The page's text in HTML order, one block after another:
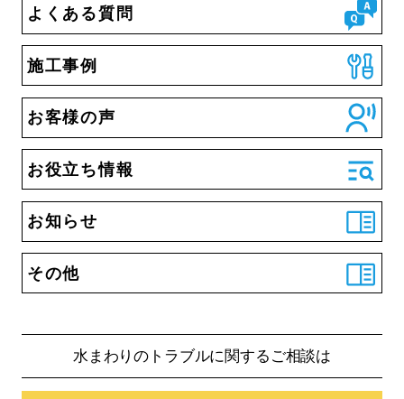
よくある質問
施工事例
お客様の声
お役立ち情報
お知らせ
その他
水まわりのトラブルに関するご相談は